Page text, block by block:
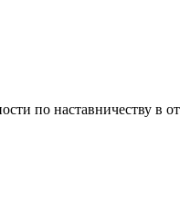
по наставничеству в